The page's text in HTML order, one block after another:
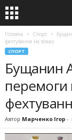
Головна Спорт
фехтування на візках
СПОРТ
Бущанин
перемоги
Автор Марченко Ігор -